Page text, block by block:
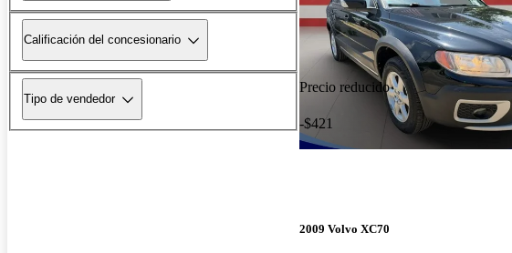
Calificación del concesionario
Tipo de vendedor
Precio reducido
-$421
2009 Volvo XC70